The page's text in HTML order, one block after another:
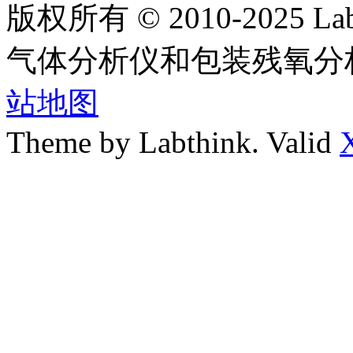
版权所有 © 2010-2025
气体分析仪和包装残氧
站地图
Theme by Labthink. Valid